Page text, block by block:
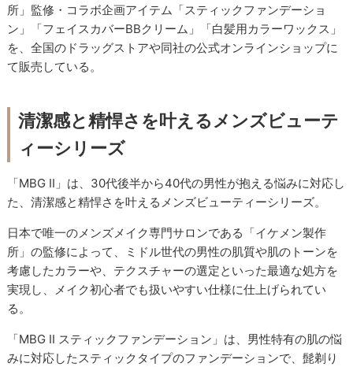
所」監修・コラボ企画アイテム「スティックファンデーショ
ン」「フェイスカバーBBクリーム」「白髪用カラーワックス」
を、全国のドラッグストアや同社の公式オンラインショップに
て販売している。
清潔感と精悍さを叶えるメンズビューテ
ィーシリーズ
「MBG II」は、30代後半から40代の男性が抱える悩みに対応し
た、清潔感と精悍さを叶えるメンズビューティーシリーズ。
日本で唯一のメンズメイク専門サロンである「イケメン製作
所」の監修によって、ミドル世代の男性の肌質や肌のトーンを
考慮したカラーや、テクスチャーの選定といった最適な処方を
実現し、メイク初心者でも扱いやすい仕様に仕上げられてい
る。
「MBG II スティックファンデーション」は、男性特有の肌の悩
みに対応したスティックタイプのファンデーションで、髭剃り